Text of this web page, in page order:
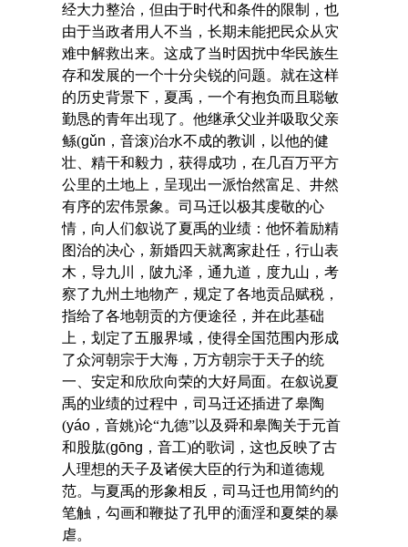
经大力整治，但由于时代和条件的限制，也
由于当政者用人不当，长期未能把民众从灾
难中解救出来。这成了当时因扰中华民族生
存和发展的一个十分尖锐的问题。就在这样
的历史背景下，夏禹，一个有抱负而且聪敏
勤恳的青年出现了。他继承父业并吸取父亲
鲧(gǔn ，音滚)治水不成的教训，以他的健
壮、精干和毅力，获得成功，在几百万平方
公里的土地上，呈现出一派怡然富足、井然
有序的宏伟景象。司马迁以极其虔敬的心
情，向人们叙说了夏禹的业绩：他怀着励精
图治的决心，新婚四天就离家赴任，行山表
木，导九川，陂九泽，通九道，度九山，考
察了九州土地物产，规定了各地贡品赋税，
指给了各地朝贡的方便途径，并在此基础
上，划定了五服界域，使得全国范围内形成
了众河朝宗于大海，万方朝宗于天子的统
一、安定和欣欣向荣的大好局面。在叙说夏
禹的业绩的过程中，司马迁还插进了皋陶
(yáo，音姚)论“九德”以及舜和皋陶关于元首
和股肱(gōng ，音工)的歌词，这也反映了古
人理想的天子及诸侯大臣的行为和道德规
范。与夏禹的形象相反，司马迁也用简约的
笔触，勾画和鞭挞了孔甲的湎淫和夏桀的暴
虐。